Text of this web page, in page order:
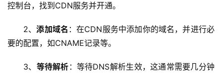
控制台，找到CDN服务并开通。
2、添加域名 ：在CDN服务中添加你的域名，并进行必
要的配置，如CNAME记录等。
3、 等待解析 ：等待DNS解析生效，这通常需要几分钟